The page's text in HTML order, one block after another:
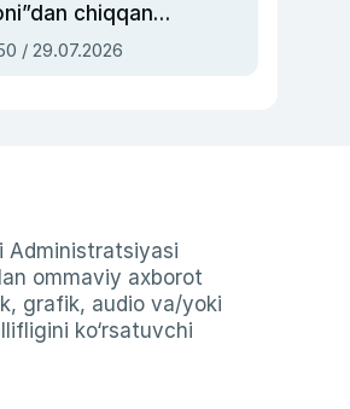
chiqqan
— Ukraina
bosh
/ 29.07.2026
Administratsiyasi
ommaviy axborot
grafik, audio va/yoki
ko‘rsatuvchi